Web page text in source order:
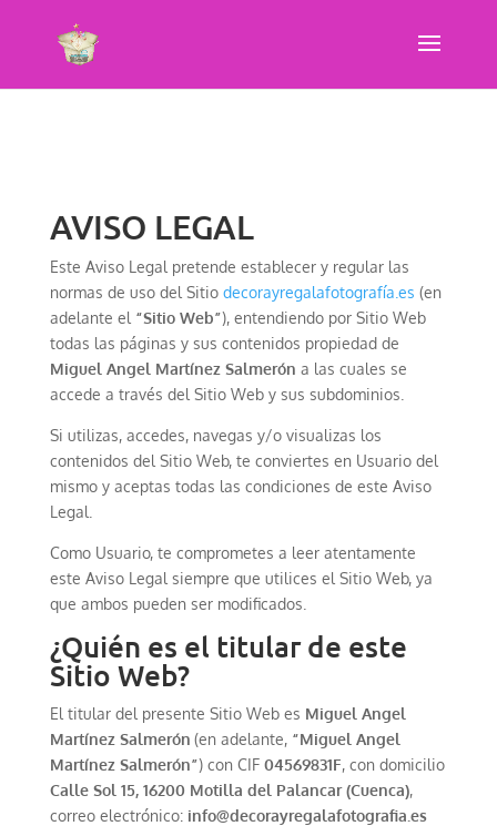
AVISO LEGAL
Este Aviso Legal pretende establecer y regular las
normas de uso del Sitio decorayregalafotografía.es (en
adelante el “Sitio Web”), entendiendo por Sitio Web
todas las páginas y sus contenidos propiedad de
Miguel Angel Martínez Salmerón a las cuales se
accede a través del Sitio Web y sus subdominios.
Si utilizas, accedes, navegas y/o visualizas los
contenidos del Sitio Web, te conviertes en Usuario del
mismo y aceptas todas las condiciones de este Aviso
Legal.
Como Usuario, te comprometes a leer atentamente
este Aviso Legal siempre que utilices el Sitio Web, ya
que ambos pueden ser modificados.
¿Quién es el titular de este
Sitio Web?
El titular del presente Sitio Web es Miguel Angel
Martínez Salmerón (en adelante, “Miguel Angel
Martínez Salmerón”) con CIF 04569831F, con domicilio
Calle Sol 15, 16200 Motilla del Palancar (Cuenca),
correo electrónico:info@decorayregalafotografia.es